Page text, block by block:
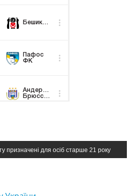
призначені для осіб старше 21 року